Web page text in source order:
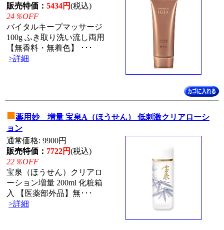
販売特価： 5434円(税込)
24％OFF
バイタルキープマッサージ
100g ふき取り洗い流し両用
【無香料・無着色】 ･･･
>詳細
■薬用妙 増量 宝泉A（ほうせん） 低刺激クリアローシ
ョン
通常価格: 9900円
販売特価： 7722円(税込)
22％OFF
宝泉（ほうせん）クリアロ
ーション増量 200ml 化粧箱
入 【医薬部外品】無･･･
>詳細